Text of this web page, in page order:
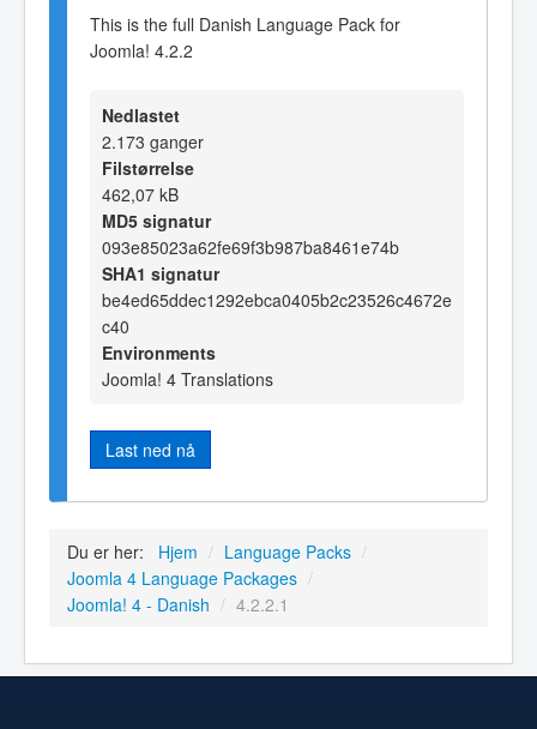
This is the full Danish Language Pack for
Joomla! 4.2.2
Nedlastet
2.173 ganger
Filstørrelse
462,07 kB
MD5 signatur
093e85023a62fe69f3b987ba8461e74b
SHA1 signatur
be4ed65ddec1292ebca0405b2c23526c4672e
c40
Environments
Joomla! 4 Translations
Last ned nå
Du er her: Hjem / Language Packs /
Joomla 4 Language Packages /
Joomla! 4 - Danish / 4.2.2.1